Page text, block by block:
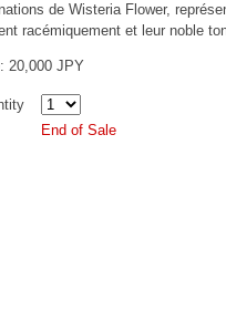
de Wisteria Flower,
racémiquement et leur noble
20,000 JPY
End of Sale